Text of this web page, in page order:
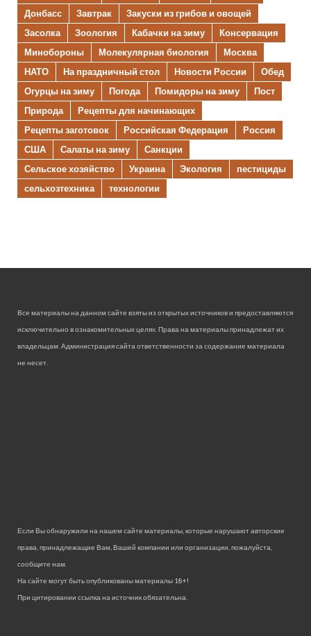
Донбасс
Завтрак
Закуски из грибов и овощей
Засолка
Зоология Кабачки на зиму
Консервация
Минобороны
Молекулярная биология
Москва
НАТО
На праздничный стол Новости России
Обед
Огурцы на зиму
Погода Помидоры на зиму
Пост
Природа
Рецепты для начинающих
Рецепты заготовок
Российская Федерация
Россия
США
Салаты на зиму
Санкции
Сельское хозяйство
Украина Экология
пестициды
сельхозтехника
технологии
Все материалы на данном сайте взяты из открытых источников и предоставляются
исключительно в ознакомительных целях. Права на материалы принадлежат их
владельцам. Администрация сайта ответственности за содержание материала
не несет.
Если Вы обнаружили на нашем сайте материалы, которые нарушают авторские
права, принадлежащие Вам, Вашей компании или организации, пожалуйста,
сообщите нам.
На сайте могут быть опубликованы материалы 18+!
При цитировании ссылка на источник обязательна.